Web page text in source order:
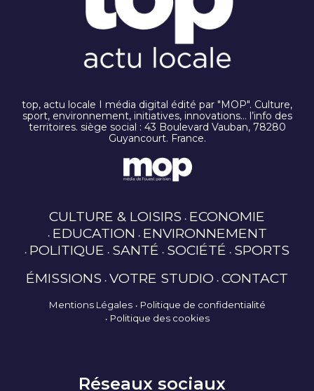
top, actu locale I média digital édité par "MOP". Culture,
sport, environnement, initiatives, innovations… l’info des
territoires. siège social : 43 Boulevard Vauban, 78280
Guyancourt. France.
CULTURE & LOISIRS ECONOMIE
EDUCATION ENVIRONNEMENT
POLITIQUE SANTÉ SOCIÉTÉ SPORTS
ÉMISSIONS VOTRE STUDIO CONTACT
Mentions Légales
Politique de confidentialité
Politique des cookies
Réseaux sociaux